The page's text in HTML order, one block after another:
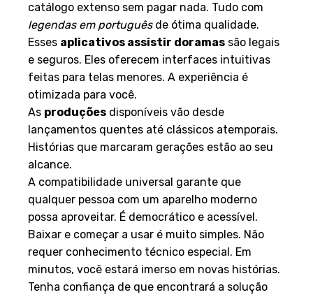
catálogo extenso sem pagar nada. Tudo com
legendas em portuguêsde ótima qualidade.
Esses aplicativos assistir doramas são legais
e seguros. Eles oferecem interfaces intuitivas
feitas para telas menores. A experiência é
otimizada para você.
As produções disponíveis vão desde
lançamentos quentes até clássicos atemporais.
Histórias que marcaram gerações estão ao seu
alcance.
A compatibilidade universal garante que
qualquer pessoa com um aparelho moderno
possa aproveitar. É democrático e acessível.
Baixar e começar a usar é muito simples. Não
requer conhecimento técnico especial. Em
minutos, você estará imerso em novas histórias.
Tenha confiança de que encontrará a solução